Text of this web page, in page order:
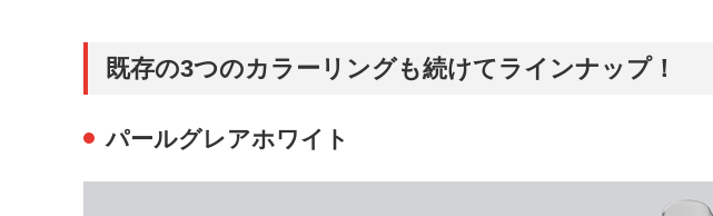
既存の3つのカラーリングも続けてラインナップ！
パールグレアホワイト